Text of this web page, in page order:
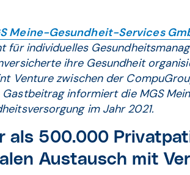
Meine-Gesundheit-Services
für individuelles
ihre Gesundheit
Venture zwischen der
Gastbeitrag informiert die MGS
im Jahr 2021.
als 500.000
Austausch mit